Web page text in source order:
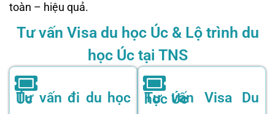
toàn – hiệu quả.
Tư vấn Visa du học Úc & Lộ trình du
học Úc tại TNS
Tư vấn đi du học Úc Tư vấn Visa Du học Úc